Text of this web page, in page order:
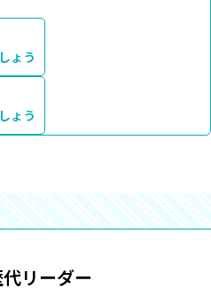
ょう
ょう
リーダー